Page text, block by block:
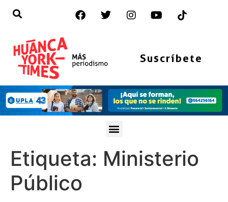
Suscríbete
Etiqueta: Ministerio
Público